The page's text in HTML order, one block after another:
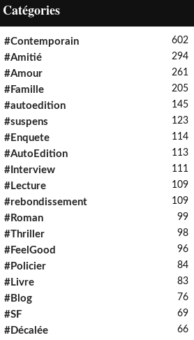
Catégories
#Contemporain 602
#Amitié 294
#Amour 261
#Famille 205
#autoedition 145
#suspens 123
#Enquete 114
#AutoEdition 113
#Interview 111
#Lecture 109
#rebondissement 109
#Roman 99
#Thriller 98
#FeelGood 96
#Policier 84
#Livre 83
#Blog 76
#SF 69
#Décalée 66